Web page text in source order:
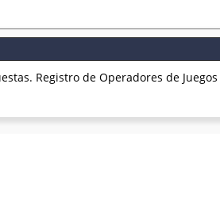
Registro de Operadores de